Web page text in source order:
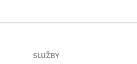
SLUŽBY